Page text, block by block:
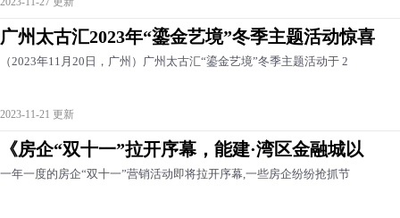
广州太古汇2023年“鎏金艺境”冬季主题活动惊喜
（2023年11月20日，广州）广州太古汇“鎏金艺境”冬季主题活动于 2
2023-11-21 更新
《房企“双十一”拉开序幕，能建·湾区金融城以
一年一度的房企“双十一”营销活动即将拉开序幕,一些房企纷纷抢抓节